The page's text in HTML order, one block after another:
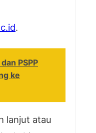
.
PSPP
ke
lanjut atau